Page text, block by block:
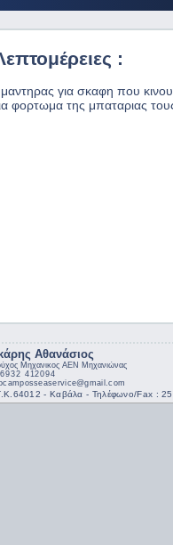
:
για σκαφη που
φορτωμα της μπαταριας
Αθανάσιος
Μηχανικος ΑΕΝ Μηχανιώνας
412094
- Καβάλα - Τηλέφωνο/Fax :